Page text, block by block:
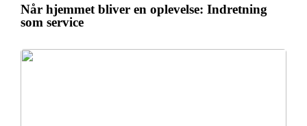
Når hjemmet bliver en oplevelse: Indretning
som service